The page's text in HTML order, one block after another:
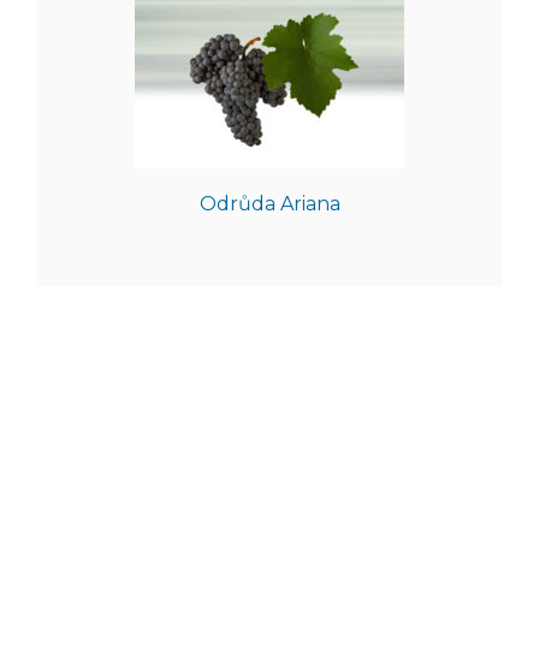
Odrůda Ariana